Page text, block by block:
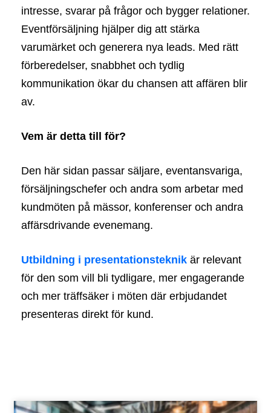
intresse, svarar på frågor och bygger relationer.
Eventförsäljning hjälper dig att stärka
varumärket och generera nya leads. Med rätt
förberedelser, snabbhet och tydlig
kommunikation ökar du chansen att affären blir
av.
Vem är detta till för?
Den här sidan passar säljare, eventansvariga,
försäljningschefer och andra som arbetar med
kundmöten på mässor, konferenser och andra
affärsdrivande evenemang.
Utbildning i presentationsteknik är relevant
för den som vill bli tydligare, mer engagerande
och mer träffsäker i möten där erbjudandet
presenteras direkt för kund.